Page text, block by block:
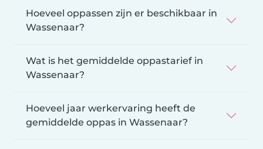
Hoeveel oppassen zijn er beschikbaar in
Wassenaar?
Wat is het gemiddelde oppastarief in
Wassenaar?
Hoeveel jaar werkervaring heeft de
gemiddelde oppas in Wassenaar?